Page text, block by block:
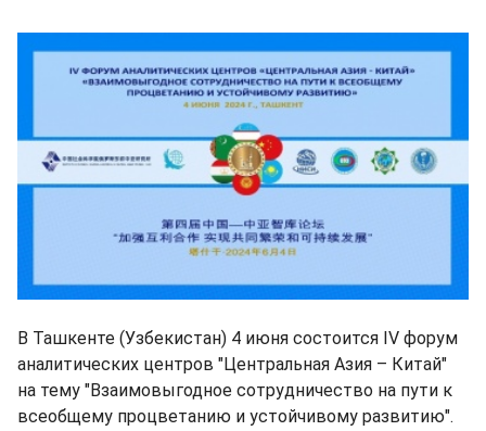
В Ташкенте (Узбекистан) 4 июня состоится IV форум
аналитических центров "Центральная Азия – Китай"
на тему "Взаимовыгодное сотрудничество на пути к
всеобщему процветанию и устойчивому развитию".